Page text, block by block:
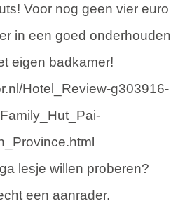
Voor nog geen vier euro
in een goed onderhouden
eigen badkamer!
Hotel_Review-g303916-
lesje willen proberen?
een aanrader.